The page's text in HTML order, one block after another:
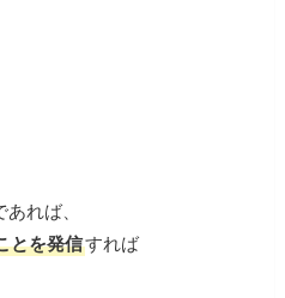
れば、
とを発信すれば